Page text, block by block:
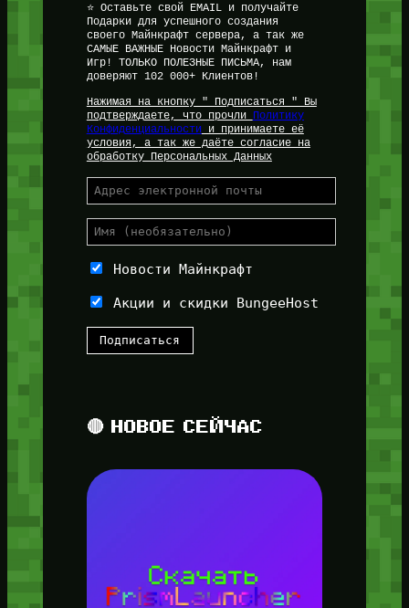
⭐ Оставьте свой EMAIL и получайте
Подарки для успешного создания
своего Майнкрафт сервера, а так же
САМЫЕ ВАЖНЫЕ Новости Майнкрафт и
Игр! ТОЛЬКО ПОЛЕЗНЫЕ ПИСЬМА, нам
доверяют 102 000+ Клиентов!
Нажимая на кнопку " Подписаться " Вы
подтверждаете, что прочли Политику
Конфиденциальностии принимаете её
условия, а так же даёте согласие на
обработку Персональных Данных
Новости Майнкрафт
Акции и скидки BungeeHost
🔴 НОВОЕ СЕЙЧАС